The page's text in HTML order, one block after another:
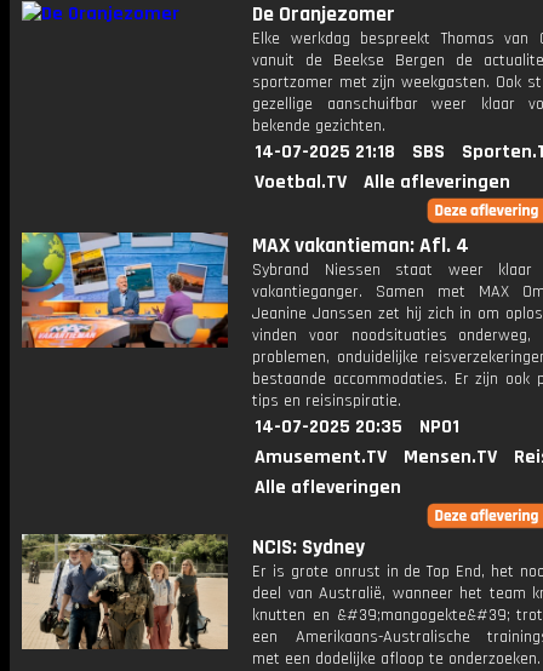
De Oranjezomer
Elke werkdag bespreekt Thomas van
vanuit de Beekse Bergen de
sportzomer met zijn weekgasten. Ook
gezellige aanschuifbar weer klaar
bekende gezichten.
14-07-2025 21:18 SBS
Voetbal.TV
Alle afleveringen
MAX vakantieman: Afl. 4
Sybrand Niessen staat weer
vakantieganger. Samen met MAX
Jeanine Janssen zet hij zich in om
vinden voor noodsituaties onderweg,
problemen, onduidelijke
bestaande accommodaties. Er zijn ook
tips en reisinspiratie.
14-07-2025 20:35
NPO1
Amusement.TV
Mensen.TV
Alle afleveringen
NCIS: Sydney
Er is grote onrust in de Top End, het
deel van Australië, wanneer het team
knutten en &#39;mangogekte&#39;
een Amerikaans-Australische
met een dodelijke afloop te onderzoeken.